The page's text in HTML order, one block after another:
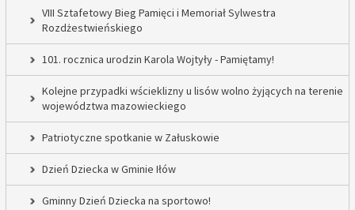
VIII Sztafetowy Bieg Pamięci i Memoriał Sylwestra
Rozdżestwieńskiego
101. rocznica urodzin Karola Wojtyły - Pamiętamy!
Kolejne przypadki wścieklizny u lisów wolno żyjących na terenie
województwa mazowieckiego
Patriotyczne spotkanie w Załuskowie
Dzień Dziecka w Gminie Iłów
Gminny Dzień Dziecka na sportowo!